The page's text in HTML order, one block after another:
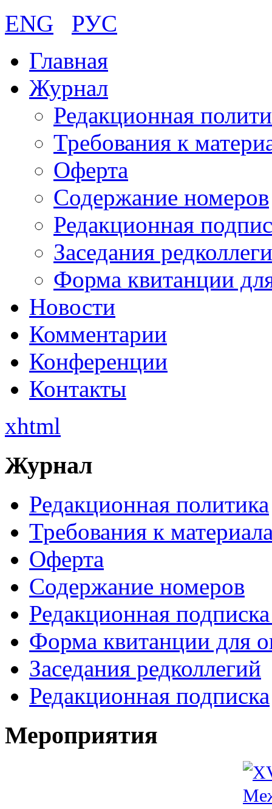
ENG
РУС
Главная
Журнал
Редакционная
Требования к
Оферта
Содержание номеров
Редакционная
Заседания
Форма квитанции
Новости
Комментарии
Конференции
Контакты
xhtml
Журнал
Редакционная политика
Требования к
Оферта
Содержание номеров
Редакционная
Форма квитанции для
Заседания редколлегий
Редакционная подписка
Мероприятия